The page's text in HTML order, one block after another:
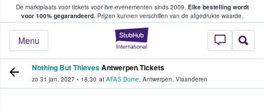
De marktplaats voor tickets voor live-evenementen sinds 2009. Elke bestelling wordt
voor 100% gegarandeerd.Prijzen kunnen verschillen van de afgedrukte waarde.
StubHub: waar
Menu
tickets kopen en verkopen
Nothing But ThievesAntwerpen Tickets
zo 31 jan. 2027 • 18:30 at AFAS Dome Antwerpen Vlaanderen